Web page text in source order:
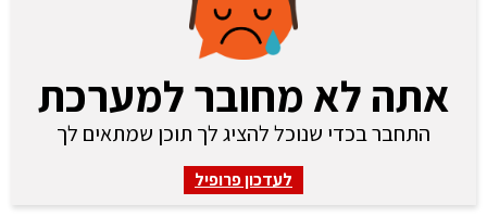
אתה לא מחובר למערכת
התחבר בכדי שנוכל להציג לך תוכן שמתאים לך
לעדכון פרופיל